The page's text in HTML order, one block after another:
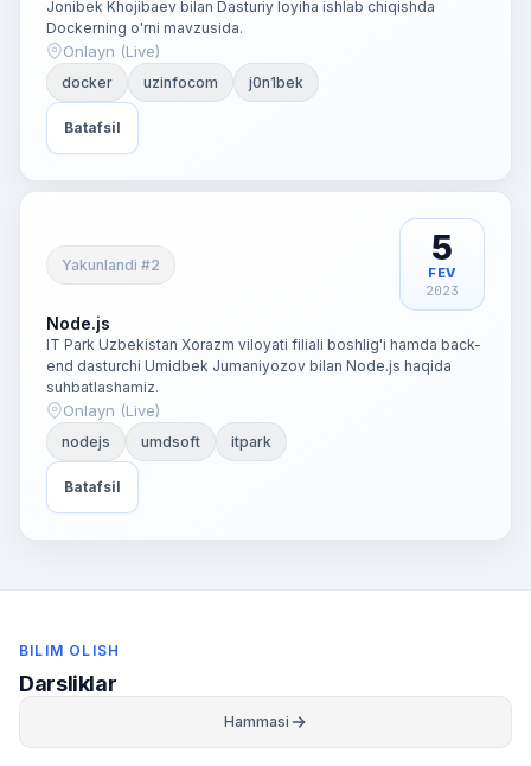
Jonibek Khojibaev bilan Dasturiy loyiha ishlab chiqishda
Dockerning o'rni mavzusida.
Onlayn (Live)
docker uzinfocom j0n1bek
Batafsil
Yakunlandi #2 5
FEV
2023
Node.js
IT Park Uzbekistan Xorazm viloyati filiali boshlig'i hamda back-
end dasturchi Umidbek Jumaniyozov bilan Node.js haqida
suhbatlashamiz.
Onlayn (Live)
nodejs umdsoft itpark
Batafsil
BILIM OLISH
Darsliklar
Hammasi